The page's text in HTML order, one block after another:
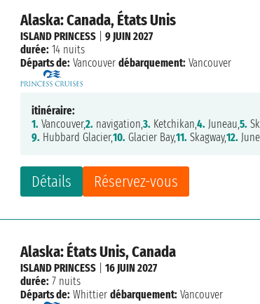
Alaska: Canada, États Unis
Détails Réservez-vous
ISLAND PRINCESS |9 JUIN 2027
durée: 14 nuits
Départs de: Vancouver débarquement: Vancouver
itinéraire:
1. Vancouver,2. navigation,3. Ketchikan,4. Juneau,5.
9. Hubbard Glacier,10. Glacier Bay,11. Skagway,12.
Alaska: États Unis, Canada
ISLAND PRINCESS |16 JUIN 2027
durée: 7 nuits
Départs de: Whittier débarquement: Vancouver